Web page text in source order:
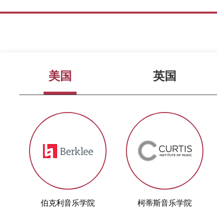
美国 英国
伯克利音乐学院 柯蒂斯音乐学院